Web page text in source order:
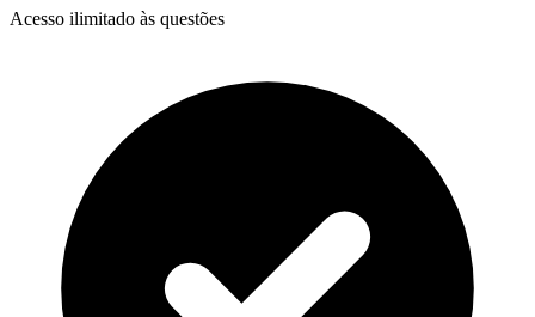
Acesso ilimitado às questões